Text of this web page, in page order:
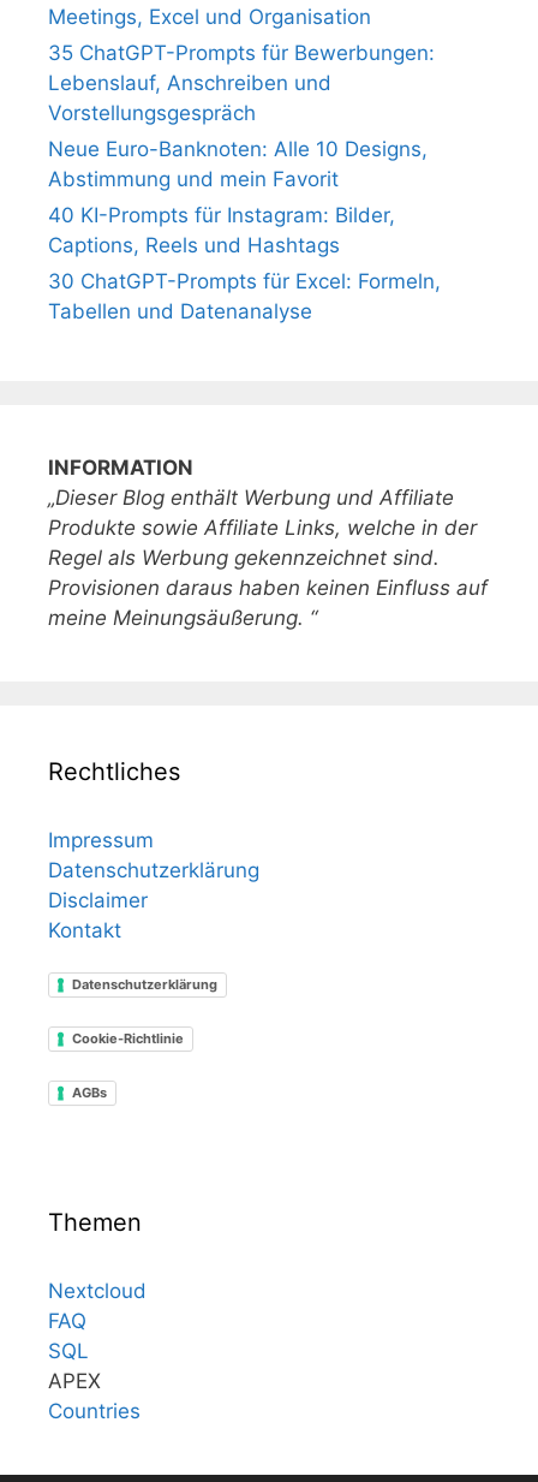
Meetings, Excel und Organisation
35 ChatGPT-Prompts für Bewerbungen:
Lebenslauf, Anschreiben und
Vorstellungsgespräch
Neue Euro-Banknoten: Alle 10 Designs,
Abstimmung und mein Favorit
40 KI-Prompts für Instagram: Bilder,
Captions, Reels und Hashtags
30 ChatGPT-Prompts für Excel: Formeln,
Tabellen und Datenanalyse
INFORMATION
„Dieser Blog enthält Werbung und Affiliate
Produkte sowie Affiliate Links, welche in der
Regel als Werbung gekennzeichnet sind.
Provisionen daraus haben keinen Einfluss auf
meine Meinungsäußerung. “
Rechtliches
Impressum
Datenschutzerklärung
Disclaimer
Kontakt
Datenschutzerklärung
Cookie-Richtlinie
AGBs
Themen
Nextcloud
FAQ
SQL
APEX
Countries